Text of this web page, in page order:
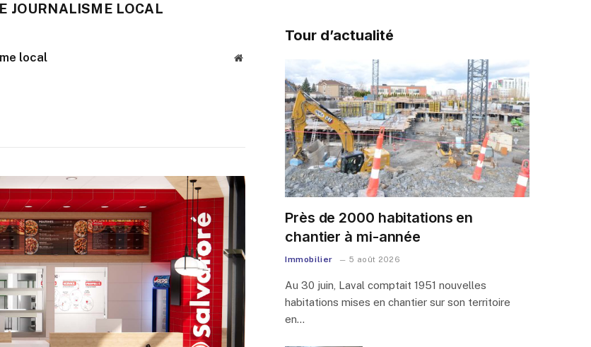
JOURNALISME LOCAL
local Website
Tour d’actualité
Près de 2000 habitations en
chantier à mi-année
Immobilier 5 août 2026
Au 30 juin, Laval comptait 1951 nouvelles
habitations mises en chantier sur son territoire
en…